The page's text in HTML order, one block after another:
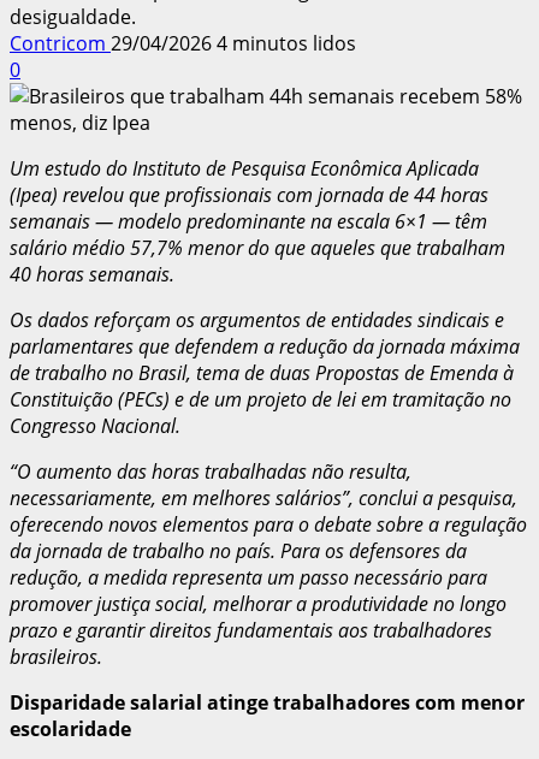
desigualdade.
Contricom 29/04/20264 minutos lidos
0
Um estudo do Instituto de Pesquisa Econômica Aplicada
(Ipea) revelou que profissionais com jornada de 44 horas
semanais — modelo predominante na escala 6×1 — têm
salário médio 57,7% menor do que aqueles que trabalham
40 horas semanais.
Os dados reforçam os argumentos de entidades sindicais e
parlamentares que defendem a redução da jornada máxima
de trabalho no Brasil, tema de duas Propostas de Emenda à
Constituição (PECs) e de um projeto de lei em tramitação no
Congresso Nacional.
“O aumento das horas trabalhadas não resulta,
necessariamente, em melhores salários”, conclui a pesquisa,
oferecendo novos elementos para o debate sobre a regulação
da jornada de trabalho no país. Para os defensores da
redução, a medida representa um passo necessário para
promover justiça social, melhorar a produtividade no longo
prazo e garantir direitos fundamentais aos trabalhadores
brasileiros.
Disparidade salarial atinge trabalhadores com menor
escolaridade